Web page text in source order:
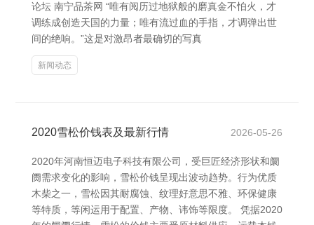
论坛 南宁品茶网 “唯有阅历过地狱般的磨真金不怕火，才
调练成创造天国的力量；唯有流过血的手指，才调弹出世
间的绝响。”这是对激昂者最确切的写真
新闻动态
2020雪松价钱表及最新行情 2026-05-26
2020年河南恒迈电子科技有限公司，受巨匠经济形状和阛
阓需求变化的影响，雪松价钱呈现出波动趋势。行为优质
木柴之一，雪松因其耐腐蚀、纹理好意思不雅、环保健康
等特质，等闲运用于配置、产物、讳饰等限度。 凭据2020